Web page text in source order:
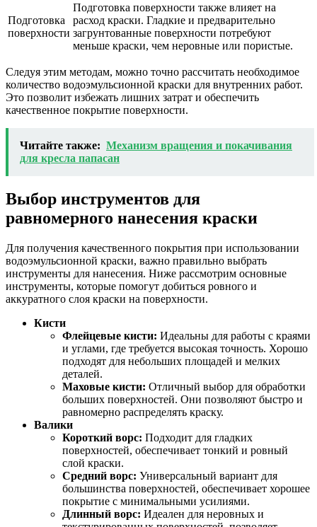
Подготовка
поверхности
Подготовка поверхности также влияет на
расход краски. Гладкие и предварительно
загрунтованные поверхности потребуют
меньше краски, чем неровные или пористые.
Следуя этим методам, можно точно рассчитать необходимое
количество водоэмульсионной краски для внутренних работ.
Это позволит избежать лишних затрат и обеспечить
качественное покрытие поверхности.
Читайте также: Механизм вращения и покачивания
для кресла папасан
Выбор инструментов для
равномерного нанесения краски
Для получения качественного покрытия при использовании
водоэмульсионной краски, важно правильно выбрать
инструменты для нанесения. Ниже рассмотрим основные
инструменты, которые помогут добиться ровного и
аккуратного слоя краски на поверхности.
Кисти
Флейцевые кисти: Идеальны для работы с краями
и углами, где требуется высокая точность. Хорошо
подходят для небольших площадей и мелких
деталей.
Маховые кисти: Отличный выбор для обработки
больших поверхностей. Они позволяют быстро и
равномерно распределять краску.
Валики
Короткий ворс: Подходит для гладких
поверхностей, обеспечивает тонкий и ровный
слой краски.
Средний ворс: Универсальный вариант для
большинства поверхностей, обеспечивает хорошее
покрытие с минимальными усилиями.
Длинный ворс: Идеален для неровных и